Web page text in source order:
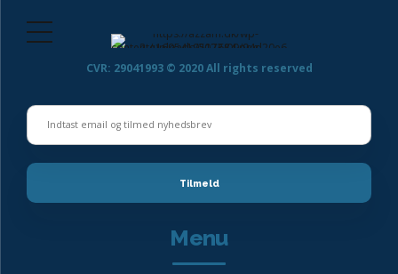
CVR: 29041993 © 2020 All rights reserved
Menu